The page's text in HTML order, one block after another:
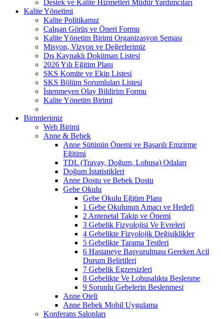
Destek ve Kalite Hizmetleri Müdür Yardımcıları
Kalite Yönetimi
Kalite Politikamız
Çalışan Görüş ve Öneri Formu
Kalite Yönetim Birimi Organizasyon Şeması
Misyon, Vizyon ve Değerlerimiz
Dış Kaynaklı Doküman Listesi
2026 Yılı Eğitim Planı
SKS Komite ve Ekip Listesi
SKS Bölüm Sorumluları Listesi
İstenmeyen Olay Bildirim Formu
Kalite Yönetim Birimi
Birimlerimiz
Web Birimi
Anne & Bebek
Anne Sütünün Önemi ve Başarılı Emzirme
Eğitimi
TDL (Travay, Doğum, Lohusa) Odaları
Doğum İstatistikleri
Anne Dostu ve Bebek Dostu
Gebe Okulu
Gebe Okulu Eğitim Planı
1 Gebe Okulunun Amacı ve Hedefi
2 Antenetal Takip ve Önemi
3 Gebelik Fizyolojisi Ve Evreleri
4 Gebelikte Fizyolojik Değişiklikler
5 Gebelikte Tarama Testleri
6 Hastaneye Başvurulması Gereken Acil
Durum Belirtileri
7 Gebelik Egzersizleri
8 Gebelikte Ve Lohusalıkta Beslenme
9 Sorunlu Gebelerin Beslenmesi
Anne Oteli
Anne Bebek Mobil Uygulama
Konferans Salonları